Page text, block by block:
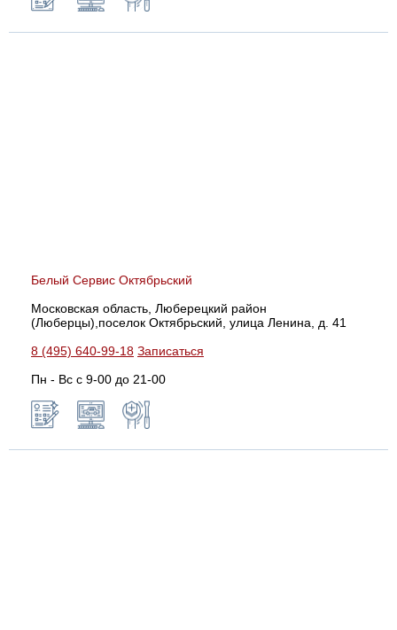
Белый Сервис Октябрьский
Московская область, Люберецкий район
(Люберцы),поселок Октябрьский, улица Ленина, д. 41
8 (495) 640-99-18 Записаться
Пн - Вс с 9-00 до 21-00